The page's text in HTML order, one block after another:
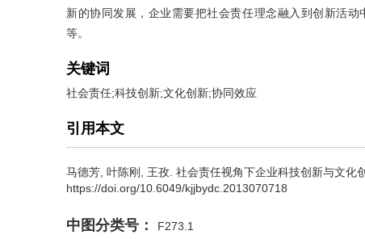
新的协同发展，企业需要把社会责任理念融入到创新活
等。
关键词
社会责任;科技创新;文化创新;协同效应
引用本文
马德芳 叶陈刚 王孜 社会责任视角下企业科技创新与文化
https://doi.org/10.6049/kjjbydc.2013070718
中图分类号： F273.1